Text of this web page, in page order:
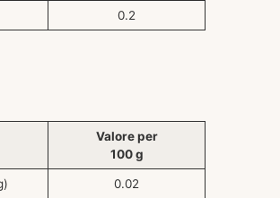
0.2
Valore per
100 g
0.02